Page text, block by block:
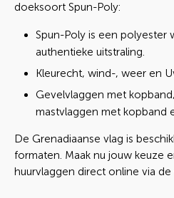
doeksoort Spun-Poly:
Spun-Poly is een polyester
authentieke uitstraling.
Kleurecht, wind-, weer en
Gevelvlaggen met
mastvlaggen met kopband
De Grenadiaanse vlag is
formaten. Maak nu jouw keuze
huurvlaggen direct online via